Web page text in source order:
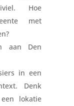
Hoe
met
aan Den
in een
Denk
lokatie